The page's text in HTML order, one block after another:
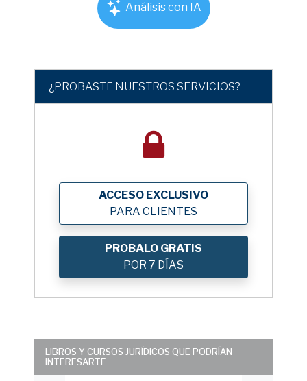
Análisis con IA
¿PROBASTE NUESTROS SERVICIOS?
ACCESO EXCLUSIVO
PARA CLIENTES
PROBALO GRATIS
POR 7 DÍAS
LIBROS Y CURSOS JURÍDICOS QUE PODRÍAN
INTERESARTE